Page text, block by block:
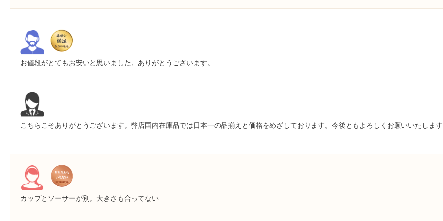
お値段がとてもお安いと思いました。ありがとうございます。
こちらこそありがとうございます。弊店国内在庫品では日本一の品揃えと価格をめざしております。今後ともよろしくお願いいたしま
カップとソーサーが別。大きさも合ってない